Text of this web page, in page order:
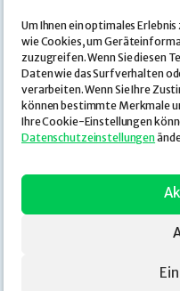
Um Ihnen ein optimales
wie Cookies, um
zuzugreifen. Wenn Sie diesen
Daten wie das Surfverhalten
verarbeiten. Wenn Sie Ihre
können bestimmte Merkmale
Ihre Cookie-Einstellungen
Datenschutzeinstellungen